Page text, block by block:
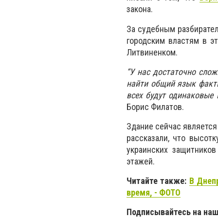
закона.
За судебным
городским властям в
Литвиненком.
“У нас достаточно
найти общий язык
всех будут
Борис Филатов.
Здание сейчас
рассказали, что
украинских
этажей.
Читайте также: В
время, - ФОТО
Подписывайтесь на